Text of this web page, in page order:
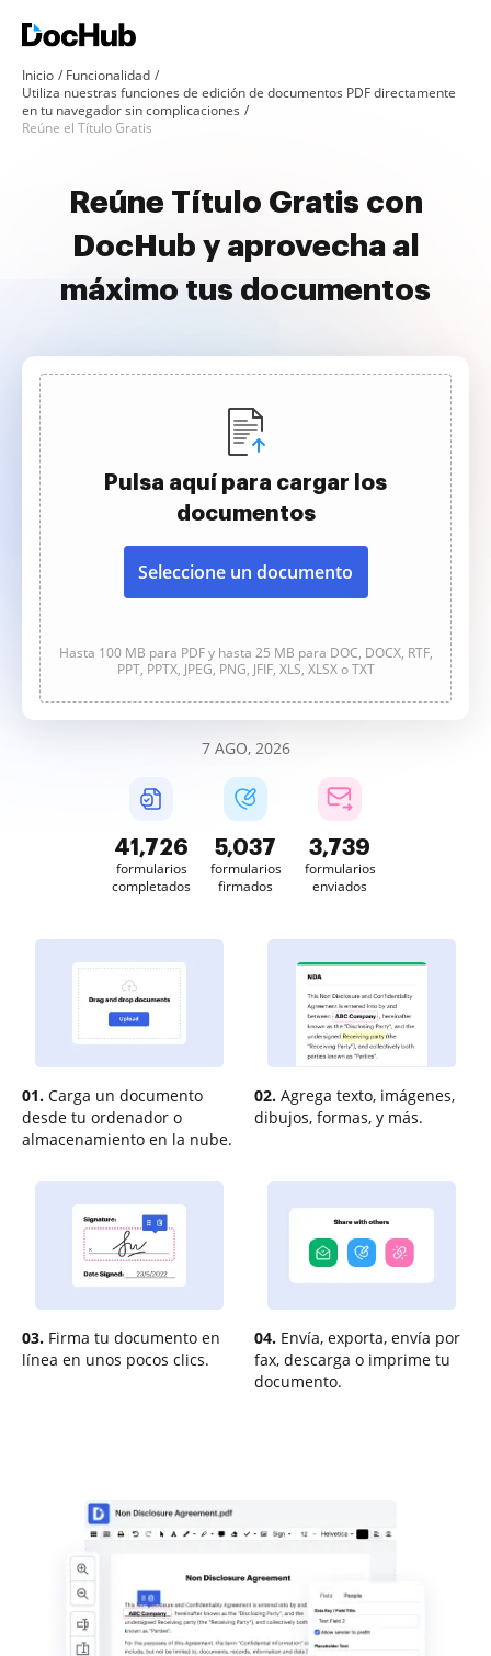
Inicio
Funcionalidad
Utiliza nuestras funciones de edición de documentos PDF directamente
en tu navegador sin complicaciones
Reúne el Título Gratis
Reúne Título Gratis con
DocHub y aprovecha al
máximo tus documentos
Pulsa aquí para cargar los
documentos
Seleccione un documento
Hasta 100 MB para PDF y hasta 25 MB para DOC, DOCX, RTF,
PPT, PPTX, JPEG, PNG, JFIF, XLS, XLSX o TXT
7 AGO, 2026
41,727
formularios
completados
5,037
formularios
firmados
3,739
formularios
enviados
01. Carga un documento
desde tu ordenador o
almacenamiento en la nube.
02. Agrega texto, imágenes,
dibujos, formas, y más.
03. Firma tu documento en
línea en unos pocos clics.
04. Envía, exporta, envía por
fax, descarga o imprime tu
documento.